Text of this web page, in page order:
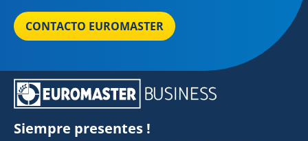
CONTACTO EUROMASTER
Siempre presentes !